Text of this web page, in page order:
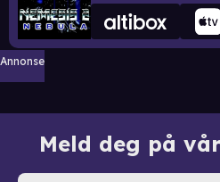
Annonse
Meld deg på